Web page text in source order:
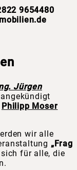
9654480
Jürgen
Philipp Moser
wir alle
„Frag
für alle, die